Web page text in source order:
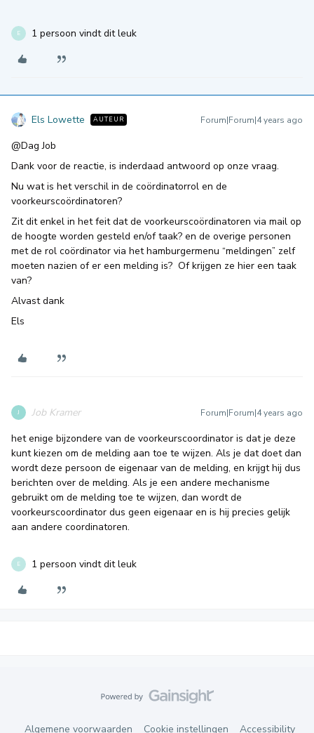
E 1 persoon vindt dit leuk
Els Lowette AUTEUR Forum|Forum|4 years ago
@Dag Job
Dank voor de reactie, is inderdaad antwoord op onze vraag.
Nu wat is het verschil in de coördinatorrol en de
voorkeurscoördinatoren?
Zit dit enkel in het feit dat de voorkeurscoördinatoren via mail op
de hoogte worden gesteld en/of taak? en de overige personen
met de rol coördinator via het hamburgermenu “meldingen” zelf
moeten nazien of er een melding is? Of krijgen ze hier een taak
van?
Alvast dank
Els
J Job Kramer Forum|Forum|4 years ago
het enige bijzondere van de voorkeurscoordinator is dat je deze
kunt kiezen om de melding aan toe te wijzen. Als je dat doet dan
wordt deze persoon de eigenaar van de melding, en krijgt hij dus
berichten over de melding. Als je een andere mechanisme
gebruikt om de melding toe te wijzen, dan wordt de
voorkeurscoordinator dus geen eigenaar en is hij precies gelijk
aan andere coordinatoren.
E 1 persoon vindt dit leuk
Algemene voorwaarden Cookie instellingen Accessibility